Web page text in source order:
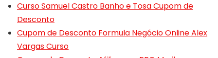
Curso Samuel Castro Banho e Tosa Cupom de
Desconto
Cupom de Desconto Formula Negócio Online Alex
Vargas Curso